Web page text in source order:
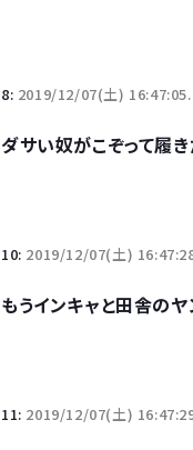
8: 2019/12/07(土)
ダサい奴がこぞって履
10: 2019/12/07(土)
もうインキャと田舎の
11: 2019/12/07(土)